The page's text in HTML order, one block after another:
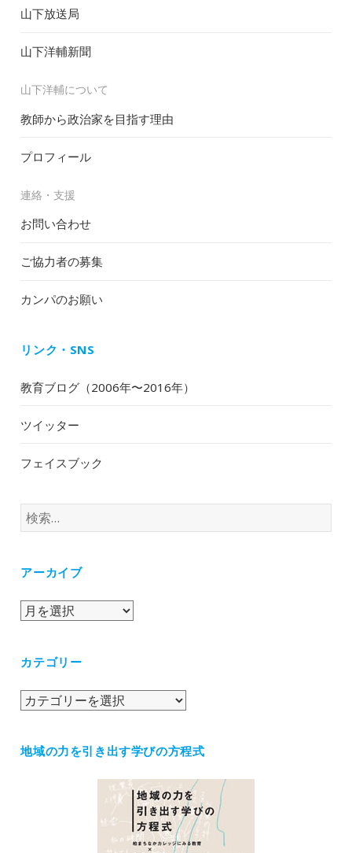
山下放送局
山下洋輔新聞
山下洋輔について
教師から政治家を目指す理由
プロフィール
連絡・支援
お問い合わせ
ご協力者の募集
カンパのお願い
リンク・SNS
教育ブログ（2006年〜2016年）
ツイッター
フェイスブック
検
索:
アーカイブ
ア
イ
カテゴリー
カ
リ
地域の力を引き出す学びの方程式